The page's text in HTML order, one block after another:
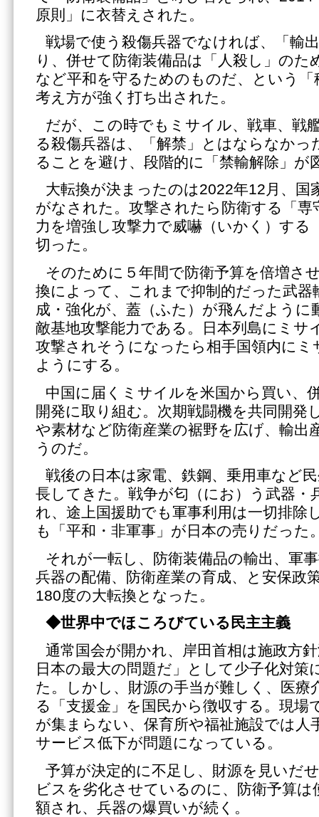
原則」に衣替えされた。
戦場で使う殺傷兵器でなければ、「輸
り、併せて防衛装備品は「人殺し」のた
など平和を守るためのものだ、という「
考え方が強く打ち出された。
だが、この時でもミサイル、戦車、戦
る殺傷兵器は、「解禁」とはならなかっ
ることを避け、段階的に「禁輸解除」が
大転換が決まったのは2022年12月、国
がなされた。攻撃されたら防衛する「専
力を増強し攻撃力で威嚇（いかく）する
切った。
そのために５年間で防衛予算を倍増さ
換によって、これまで抑制的だった武器
成・強化が、蓋（ふた）が飛んだように
敵基地攻撃能力である。日本列島にミサ
攻撃されそうになったら相手国領内に
ようにする。
中国に届くミサイルを米国から買い、
開発に取り組む。次期戦闘機を共同開発
や素材など防衛産業の裾野を広げ、輸出
うのだ。
戦後の日本は家電、鉄鋼、乗用車など
長してきた。戦争が匂（にお）う武器・
れ、途上国援助でも軍事利用は一切排除
も「平和・非軍事」が日本の売りだった
それが一転し、防衛装備品の輸出、軍
兵器の配備、防衛産業の育成、と安保政
180度の大転換となった。
◆世界中でほころびている民主主義
通常国会が開かれ、岸田首相は施政方
日本の最大の問題だ」として少子化対策
た。しかし、財源の手当が難しく、医療
る「支援金」を国民から徴収する。現場
が集まらない、保育所や福祉施設では人
サービス低下が問題になっている。
予算が決定的に不足し、財源を見いだ
ビスを劣化させているのに、防衛予算
額され、兵器の爆買いが続く。